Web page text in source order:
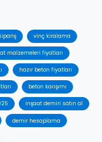
vinç kiralama
malzemeleri fiyatları
hazır beton fiyatları
beton karışımı
inşaat demiri satın al
demir hesaplama